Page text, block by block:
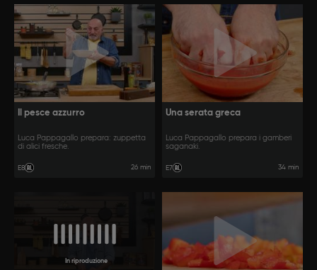
Il pesce azzurro
Luca Pappagallo prepara: zuppetta
di alici fresche.
E8 26 min
Una serata greca
Luca Pappagallo prepara i gamberi
saganaki.
E7 34 min
In riproduzione